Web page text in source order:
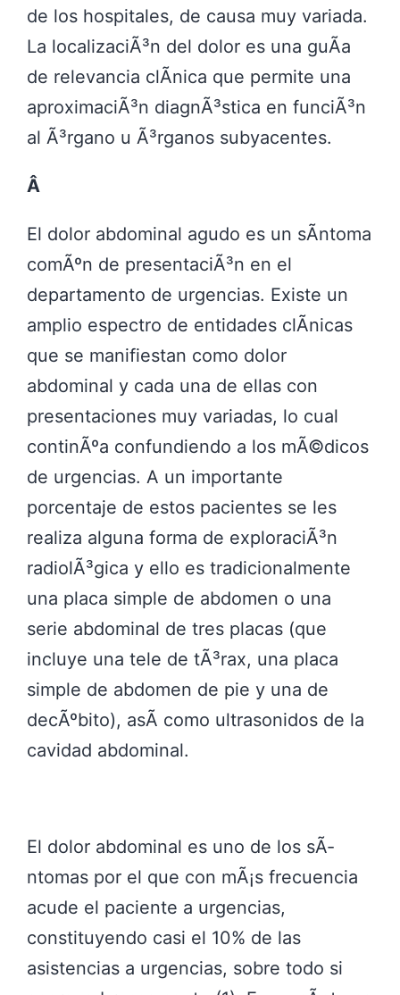
de los hospitales, de causa muy variada.
La localizaciÃ³n del dolor es una guÃ­a
de relevancia clÃ­nica que permite una
aproximaciÃ³n diagnÃ³stica en funciÃ³n
al Ã³rgano u Ã³rganos subyacentes.
Â
El dolor abdominal agudo es un sÃ­ntoma
comÃºn de presentaciÃ³n en el
departamento de urgencias. Existe un
amplio espectro de entidades clÃ­nicas
que se manifiestan como dolor
abdominal y cada una de ellas con
presentaciones muy variadas, lo cual
continÃºa confundiendo a los mÃ©dicos
de urgencias. A un importante
porcentaje de estos pacientes se les
realiza alguna forma de exploraciÃ³n
radiolÃ³gica y ello es tradicionalmente
una placa simple de abdomen o una
serie abdominal de tres placas (que
incluye una tele de tÃ³rax, una placa
simple de abdomen de pie y una de
decÃºbito), asÃ­ como ultrasonidos de la
cavidad abdominal.
El dolor abdominal es uno de los sÃ­
ntomas por el que con mÃ¡s frecuencia
acude el paciente a urgencias,
constituyendo casi el 10% de las
asistencias a urgencias, sobre todo si